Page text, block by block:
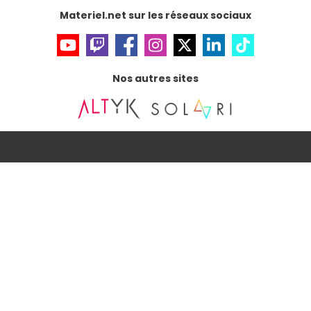
Materiel.net sur les réseaux sociaux
Nos autres sites